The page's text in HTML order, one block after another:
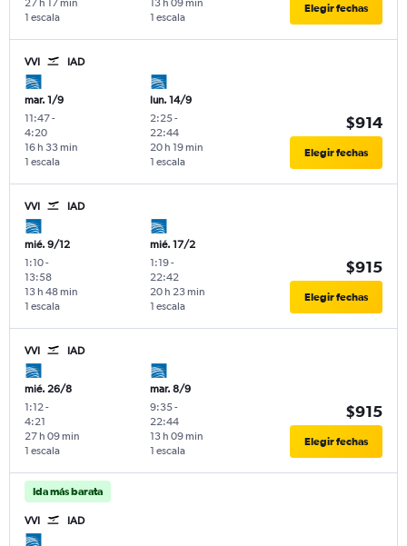
1 escala
1 escala
Elegir fechas
VVI IAD
mar. 1/9
11:47-
4:20
1 escala
16 h 33 min
lun. 14/9
2:25-
22:44
1 escala
20 h 19 min
$914
Elegir fechas
VVI IAD
mié. 9/12
1:10-
13:58
1 escala
13 h 48 min
mié. 17/2
1:19-
22:42
1 escala
20 h 23 min
$915
Elegir fechas
VVI IAD
mié. 26/8
1:12-
4:21
1 escala
27 h 09 min
mar. 8/9
9:35-
22:44
1 escala
13 h 09 min
$915
Elegir fechas
Ida más barata
VVI IAD